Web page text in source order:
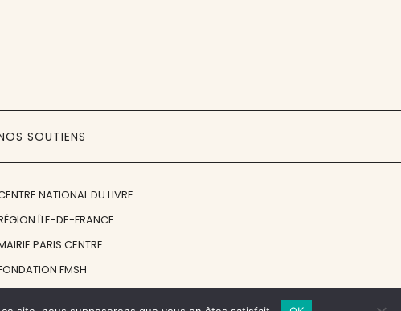
SOUTIENS
NATIONAL DU LIVRE
ÎLE-DE-FRANCE
PARIS CENTRE
FMSH